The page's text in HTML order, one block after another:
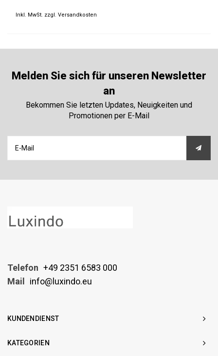
Inkl. MwSt. zzgl. Versandkosten
Melden Sie sich für unseren Newsletter
an
Bekommen Sie letzten Updates, Neuigkeiten und
Promotionen per E-Mail
Telefon +49 2351 6583 000
Mail
info@luxindo.eu
KUNDENDIENST
KATEGORIEN